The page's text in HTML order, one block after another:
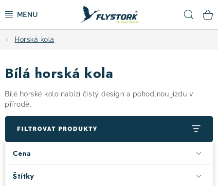
na
CYKLISTIKA
ZIMNÍ SPORTY
KOLOBĚŽKY
OBLEČENÍ A BOTY
DOPLŇKY
CAMPING
Horská kola
Bílá horská kola
Bílé horské kolo nabízí čistý design a pohodlnou jízdu v
přírodě.
FILTROVAT PRODUKTY
Cena
Štítky